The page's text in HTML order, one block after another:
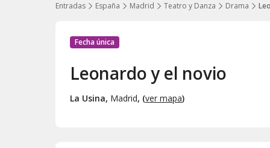
Entradas España Madrid Teatro y Danza Drama
Fecha única
Leonardo y el novio
La Usina, Madrid, (ver mapa)